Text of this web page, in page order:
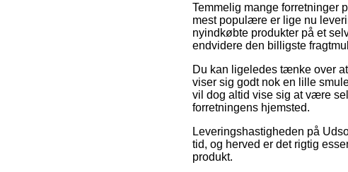
Temmelig mange forretninger
mest populære er lige nu
nyindkøbte produkter på et
endvidere den billigste
Du kan ligeledes tænke over
viser sig godt nok en lille
vil dog altid vise sig at være
forretningens hjemsted.
Leveringshastigheden på
tid, og herved er det rigtig
produkt.